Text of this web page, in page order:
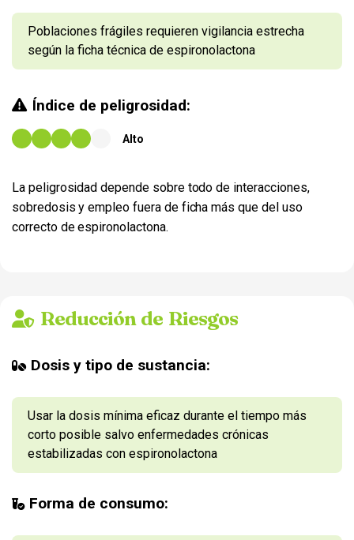
Poblaciones frágiles requieren vigilancia estrecha
según la ficha técnica de espironolactona
Índice de peligrosidad:
Alto
La peligrosidad depende sobre todo de interacciones,
sobredosis y empleo fuera de ficha más que del uso
correcto de espironolactona.
Reducción de Riesgos
Dosis y tipo de sustancia:
Usar la dosis mínima eficaz durante el tiempo más
corto posible salvo enfermedades crónicas
estabilizadas con espironolactona
Forma de consumo: